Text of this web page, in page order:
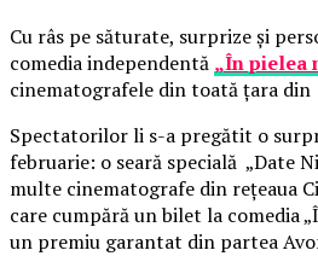
Cu râs pe săturate, surprize și
comedia independentă „În pielea
cinematografele din toată țara din
Spectatorilor li s-a pregătit o
februarie: o seară specială „Date
multe cinematografe din rețeaua
care cumpără un bilet la comedia
un premiu garantat din partea